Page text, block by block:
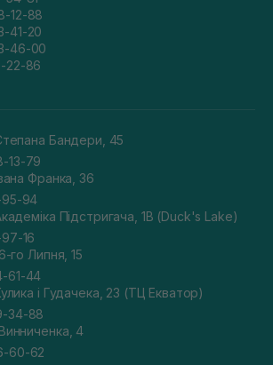
12-88
41-20
46-00
22-86
Бандери, 45
13-79
Франка, 36
95-94
Підстригача, 1В (Duck's Lake)
16
го Липня, 15
61-44
і Гудачека, 23 (ТЦ Екватор)
34-88
4
60-62